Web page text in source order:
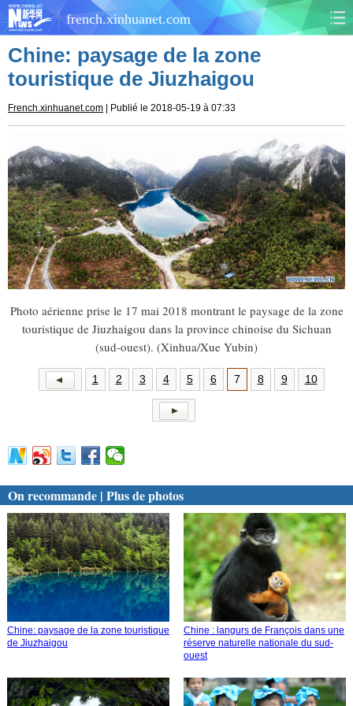
french.xinhuanet.com
CHINE MONDE
SOCIÉTÉ
SANTÉ SPORTS
SCI&TECH PLANÈTE
TOURISME DOCUMENTS
Chine: paysage de la zone
touristique de Jiuzhaigou
French.xinhuanet.com | Publié le 2018-05-19 à 07:33
Photo aérienne prise le 17 mai 2018 montrant le paysage de la zone
touristique de Jiuzhaigou dans la province chinoise du Sichuan
(sud-ouest). (Xinhua/Xue Yubin)
1 2 3 4 5 6 7 8 9 10
On recommande | Plus de photos
Chine: paysage de la zone touristique
de Jiuzhaigou
Chine : langurs de François dans une
réserve naturelle nationale du sud-
ouest